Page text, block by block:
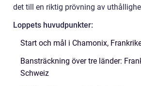
det till en riktig prövning av
Loppets huvudpunkter:
Start och mål i Chamonix,
Bansträckning över tre länder:
Schweiz